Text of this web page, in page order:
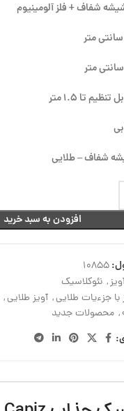
شفاف + فلز آلومینیوم
تا 1.5 متر
شفاف – طلایی
افزودن به سبد خرید
10855
, نئوکلاسیک
با جزءیات طلایی, آویز طلایی,
, محصولات جدید